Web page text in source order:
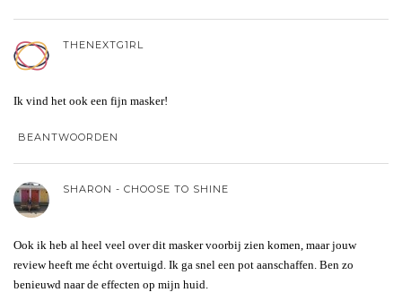
THENEXTG1RL
Ik vind het ook een fijn masker!
BEANTWOORDEN
SHARON - CHOOSE TO SHINE
Ook ik heb al heel veel over dit masker voorbij zien komen, maar jouw
review heeft me écht overtuigd. Ik ga snel een pot aanschaffen. Ben zo
benieuwd naar de effecten op mijn huid.